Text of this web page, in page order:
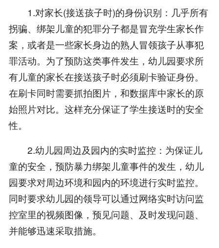
1.对家长(接送孩子时)的身份识别：几乎所有
拐骗、绑架儿童的犯罪分子都是冒充学生家长作
案，或者是一些家长身边的熟人冒领孩子从事犯
罪活动。为了预防这类事件发生，幼儿园要求所
有儿童的家长在接送孩子时必须刷卡验证身份。
在刷卡同时需要抓拍图片，和数据库中家长的原
始照片对比。这样充分保证了学生接送时的安全
性。
2.幼儿园周边及园内的实时监控：为保证儿
童的安全，预防暴力绑架儿童事件的发生，幼儿
园要求对周边环境和园内的环境进行实时监控。
同时要求幼儿园的领导可以通过网络实时访问监
控室里的视频图像，预见问题、及时发现问题、
并能够迅速采取措施。